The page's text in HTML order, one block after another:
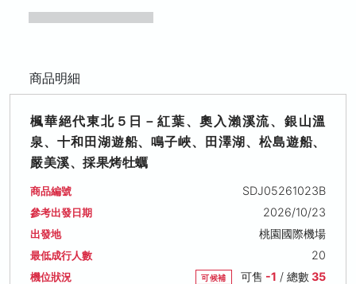
商品明細
楓華絕代東北５日－紅葉、奧入瀨溪流、銀山溫
泉、十和田湖遊船、鳴子峽、田澤湖、松島遊船、
嚴美溪、採果烤牡蠣
商品編號 SDJ05261023B
參考出發日期 2026/10/23
出發地 桃園國際機場
最低成行人數 20
機位狀況 可候補 可售 -1 / 總數35